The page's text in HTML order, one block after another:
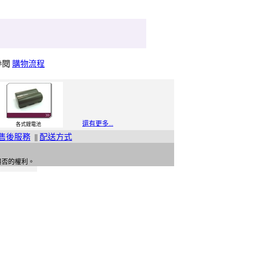
購物流程
各式鋰電池 還有更多...
後服務 || 配送方式
的權利。